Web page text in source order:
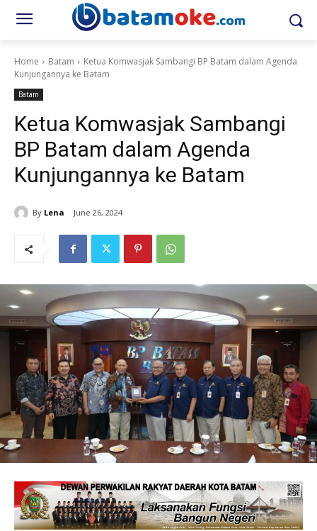
Home Batam
Ketua Komwasjak Sambangi BP Batam dalam Agenda
Kunjungannya ke Batam
Batam
Ketua Komwasjak Sambangi
BP Batam dalam Agenda
Kunjungannya ke Batam
By Lena June 26, 2024